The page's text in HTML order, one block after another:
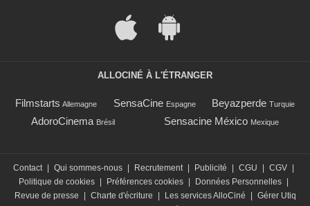
ALLOCINÉ À L'ÉTRANGER
Filmstarts Allemagne SensaCine Espagne Beyazperde Turquie
AdoroCinema Brésil Sensacine México Mexique
Contact Qui sommes-nous Recrutement Publicité CGU CGV
Politique de cookies
Préférences cookies Données Personnelles
Revue de presse
Charte d'écriture Les services AlloCiné
Gérer Utiq